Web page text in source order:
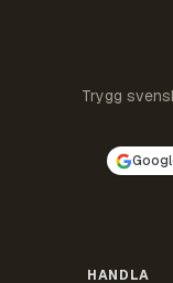
Trygg
HANDLA